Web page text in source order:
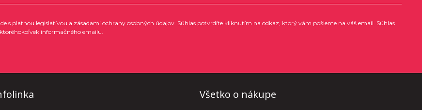
s platnou legislatívou a zásadami ochrany osobných údajov. Súhlas potvrdíte kliknutím na odkaz, ktorý vám pošleme na váš email. Súhlas
informačného emailu.
Všetko o nákupe